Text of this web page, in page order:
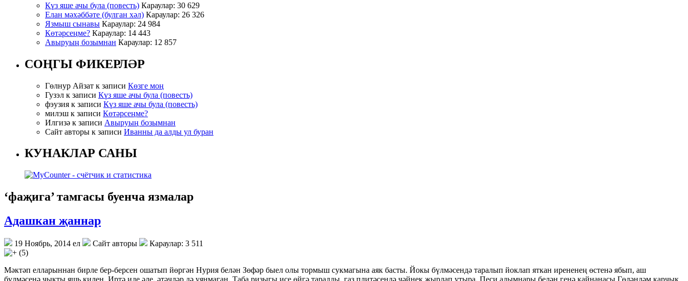
Күз яше ачы була (повесть) Караулар: 30 629
Елан мәхәббәте (булган хәл) Караулар: 26 326
Язмыш сынавы Караулар: 24 984
Көтәрсеңме? Караулар: 14 443
Авыруың бозымнан Караулар: 12 857
СОҢГЫ ФИКЕРЛӘР
Гөлнур Айзат к записи Көзге моң
Гузэл к записи Күз яше ачы була (повесть)
фэузия к записи Күз яше ачы була (повесть)
милэш к записи Көтәрсеңме?
Илгизә к записи Авыруың бозымнан
Сайт авторы к записи Иванны да алды ул буран
КУНАКЛАР САНЫ
‘фаҗига’ тамгасы буенча язмалар
Адашкан җаннар
19 Ноябрь, 2014 ел Сайт авторы Караулар: 3 511
Мәктәп елларыннан бирле бер-берсен ошатып йөргән Нурия белән Зөфәр быел олы тормыш сукмагына аяк басты. Йокы бүлмәсендә таралып йоклап яткан ирененең өстенә ябып, аш
бүлмәсенә чыкты яшь килен. Иртә иде әле, әтәчләр дә уянмаган. Таба ризыгы исе өйгә таралды, газ плитәсендә чәйнек җырлап утыра. Песи адымнары белән генә кайнанасы Гөләндәм карчык